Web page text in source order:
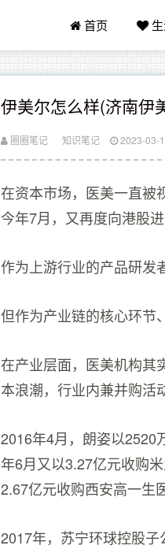
首页 生
伊美尔怎么样(济南伊
圈圈笔记 知识笔记 2023-03-
在资本市场，医美一直被
今年7月，又再度向港股进
作为上游行业的产品研发
但作为产业链的核心环节
在产业层面，医美机构其
本浪潮，行业内兼并购活
2016年4月，朗姿以2520
年6月又以3.27亿元收购
2.67亿元收购西安高一生
2017年，苏宁环球控股